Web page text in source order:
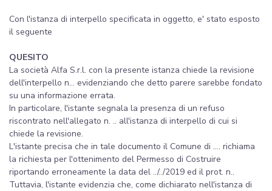
Con l'istanza di interpello specificata in oggetto, e' stato esposto
il seguente
QUESITO
La società Alfa S.r.l. con la presente istanza chiede la revisione
dell'interpello n... evidenziando che detto parere sarebbe fondato
su una informazione errata.
In particolare, l'istante segnala la presenza di un refuso
riscontrato nell'allegato n. .. all'istanza di interpello di cui si
chiede la revisione.
L'istante precisa che in tale documento il Comune di .... richiama
la richiesta per l'ottenimento del Permesso di Costruire
riportando erroneamente la data del ../../2019 ed il prot. n..
Tuttavia, l'istante evidenzia che, come dichiarato nell'istanza di